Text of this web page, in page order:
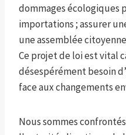
dommages écologiques
importations ; assurer
une assemblée
Ce projet de loi est vital
désespérément besoin
face aux changements
Nous sommes